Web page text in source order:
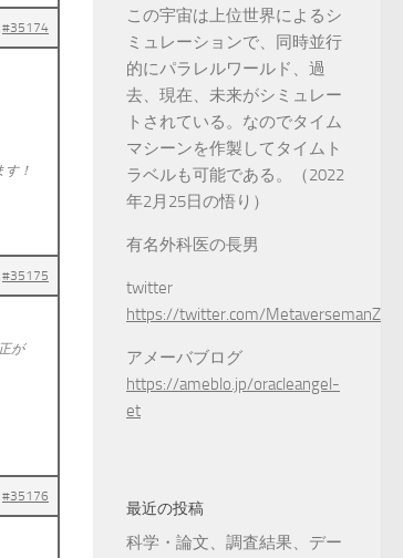
#35174
！
#35175
が
#35176
この宇宙は上位世界によるシ
ミュレーションで、同時並行
的にパラレルワールド、過
去、現在、未来がシミュレー
トされている。なのでタイム
マシーンを作製してタイムト
ラベルも可能である。（2022
年2月25日の悟り）
有名外科医の長男
twitter
https://twitter.com/MetaversemanZ
アメーバブログ
https://ameblo.jp/oracleangel-
et
最近の投稿
科学・論文、調査結果、デー